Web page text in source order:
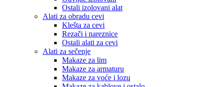
Ostali izolovani alat
Alati za obradu cevi
Klešta za cevi
Rezači i nareznice
Ostali alati za cevi
Alati za sečenje
Makaze za lim
Makaze za armaturu
Makaze za voće i lozu